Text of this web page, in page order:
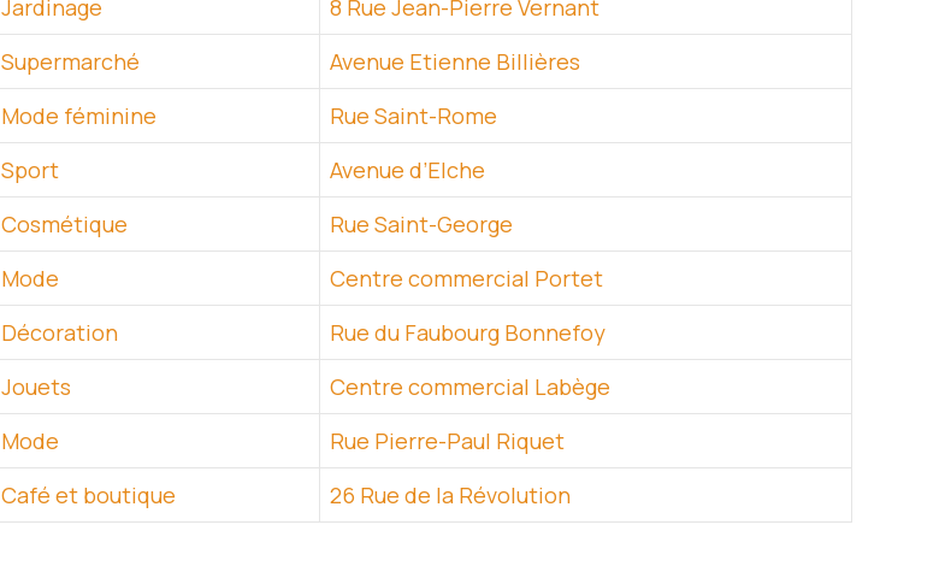
Jardinage
8 Rue Jean-Pierre Vernant
Supermarché
Avenue Etienne Billières
Mode féminine
Rue Saint-Rome
Sport
Avenue d’Elche
Cosmétique
Rue Saint-George
Mode
Centre commercial Portet
Décoration
Rue du Faubourg Bonnefoy
Jouets
Centre commercial Labège
Mode
Rue Pierre-Paul Riquet
Café et boutique 26 Rue de la Révolution